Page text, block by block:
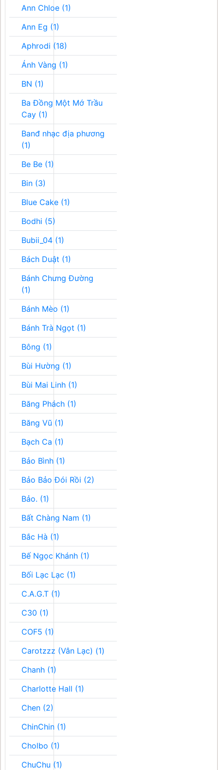
Ann Chloe (1)
Ann Eg (1)
Aphrodi (18)
Ánh Vàng (1)
BN (1)
Ba Đồng Một Mớ Trầu
Cay (1)
Banđ nhạc địa phương
(1)
Be Be (1)
Bin (3)
Blue Cake (1)
Bodhi (5)
Bubii_04 (1)
Bách Duật (1)
Bánh Chưng Đường
(1)
Bánh Mèo (1)
Bánh Trà Ngọt (1)
Bông (1)
Bùi Hường (1)
Bùi Mai Linh (1)
Băng Phách (1)
Băng Vũ (1)
Bạch Ca (1)
Bảo Bình (1)
Bảo Bảo Đói Rồi (2)
Bảo. (1)
Bất Chàng Nam (1)
Bắc Hà (1)
Bế Ngọc Khánh (1)
Bối Lạc Lạc (1)
C.A.G.T (1)
C30 (1)
COF5 (1)
Carotzzz (Vân Lạc) (1)
Chanh (1)
Charlotte Hall (1)
Chen (2)
ChinChin (1)
Cholbo (1)
ChuChu (1)